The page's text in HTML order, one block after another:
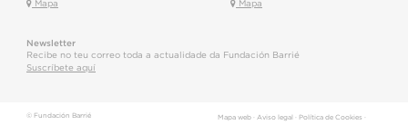
Mapa
Mapa
Newsletter
Recibe no teu correo toda a actualidade da Fundación Barrié
Suscríbete aquí
© Fundación Barrié Mapa web· Aviso legal · Política de Cookies ·